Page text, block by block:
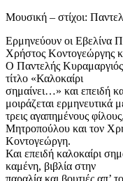
Μουσική – στίχοι:
Ερμηνεύουν οι Εβελίνα
Χρήστος Κοντογεώργης
Ο Παντελής Κυραμαργιός
τίτλο «Καλοκαίρι
σημαίνει…» και επειδή
μοιράζεται ερμηνευτικά
τρεις αγαπημένους
Μητροπούλου και τον
Κοντογεώργη.
Και επειδή καλοκαίρι
καμένη, βιβλία στην
παραλία και βουτιές